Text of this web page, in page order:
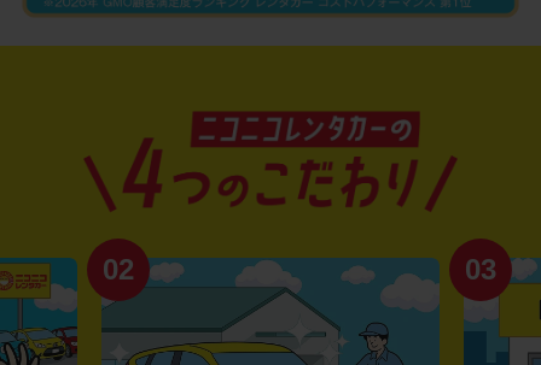
02 03